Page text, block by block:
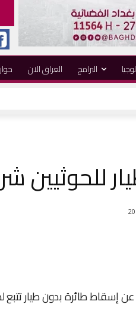
العراق الان البرامج
للحوثيين
عن إسقاط طائرة بدون طيار